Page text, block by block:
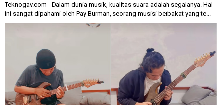
Teknogav.com - Dalam dunia musik, kualitas suara adalah segalanya. Hal
ini sangat dipahami oleh Pay Burman, seorang musisi berbakat yang te...